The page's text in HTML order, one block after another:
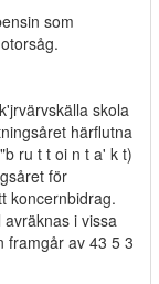
som
skola
härflutna
ru t t oi n t a' k t)
för
koncernbidrag.
i vissa
framgår av 43 5 3